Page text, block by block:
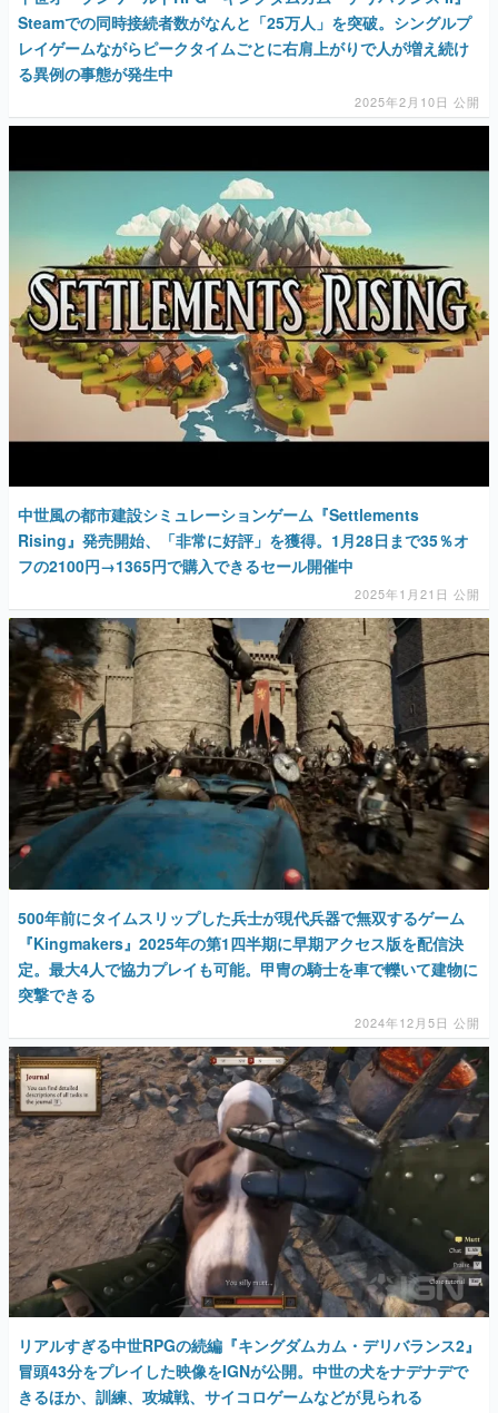
Steamでの同時接続者数がなんと「25万人」を突破。シングルプ
レイゲームながらピークタイムごとに右肩上がりで人が増え続け
る異例の事態が発生中
2025年2月10日 公開
中世風の都市建設シミュレーションゲーム『Settlements
Rising』発売開始、「非常に好評」を獲得。1月28日まで35％オ
フの2100円→1365円で購入できるセール開催中
2025年1月21日 公開
500年前にタイムスリップした兵士が現代兵器で無双するゲーム
『Kingmakers』2025年の第1四半期に早期アクセス版を配信決
定。最大4人で協力プレイも可能。甲冑の騎士を車で轢いて建物に
突撃できる
2024年12月5日 公開
リアルすぎる中世RPGの続編『キングダムカム・デリバランス2』
冒頭43分をプレイした映像をIGNが公開。中世の犬をナデナデで
きるほか、訓練、攻城戦、サイコロゲームなどが見られる